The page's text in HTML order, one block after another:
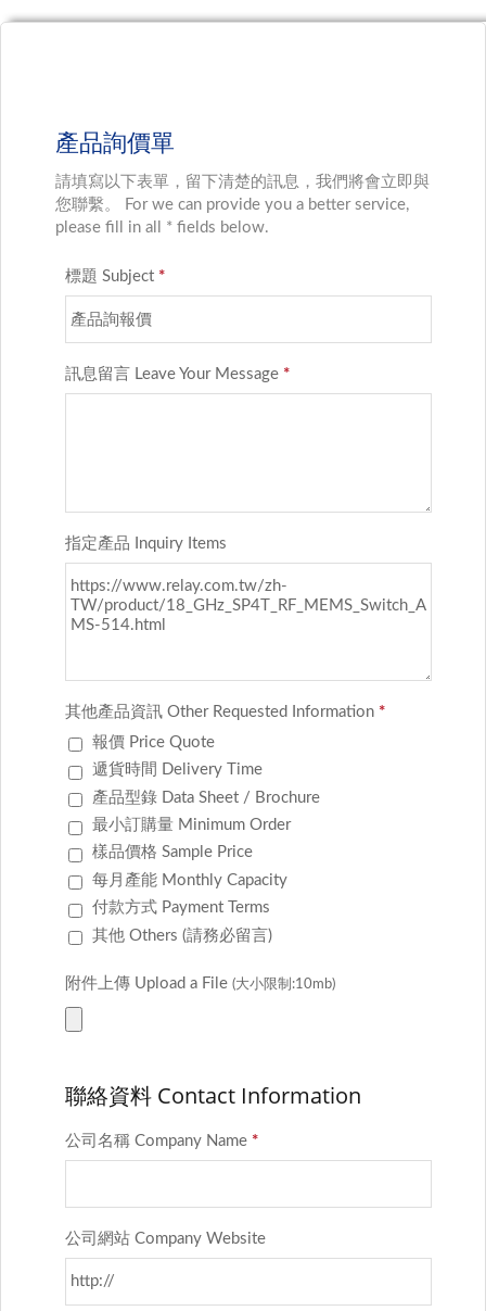
產品詢價單
請填寫以下表單，留下清楚的訊息，我們將會立即與
您聯繫。 For we can provide you a better service,
please fill in all * fields below.
標題 Subject *
訊息留言 Leave Your Message *
指定產品 Inquiry Items
其他產品資訊 Other Requested Information *
報價 Price Quote
遞貨時間 Delivery Time
產品型錄 Data Sheet / Brochure
最小訂購量 Minimum Order
樣品價格 Sample Price
每月產能 Monthly Capacity
付款方式 Payment Terms
其他 Others (請務必留言)
附件上傳 Upload a File (大小限制:10mb)
聯絡資料 Contact Information
公司名稱 Company Name *
公司網站 Company Website